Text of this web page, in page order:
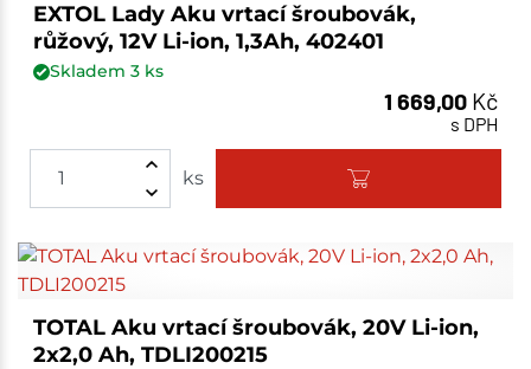
EXTOL Lady Aku vrtací šroubovák,
růžový, 12V Li-ion, 1,3Ah, 402401
Skladem 3ks
1 669,00 Kč
s DPH
ks
TOTAL Aku vrtací šroubovák, 20V Li-ion,
2x2,0 Ah, TDLI200215